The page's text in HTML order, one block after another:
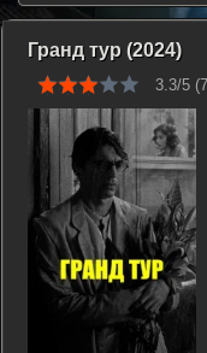
Гранд тур (2024)
3.3/5 (